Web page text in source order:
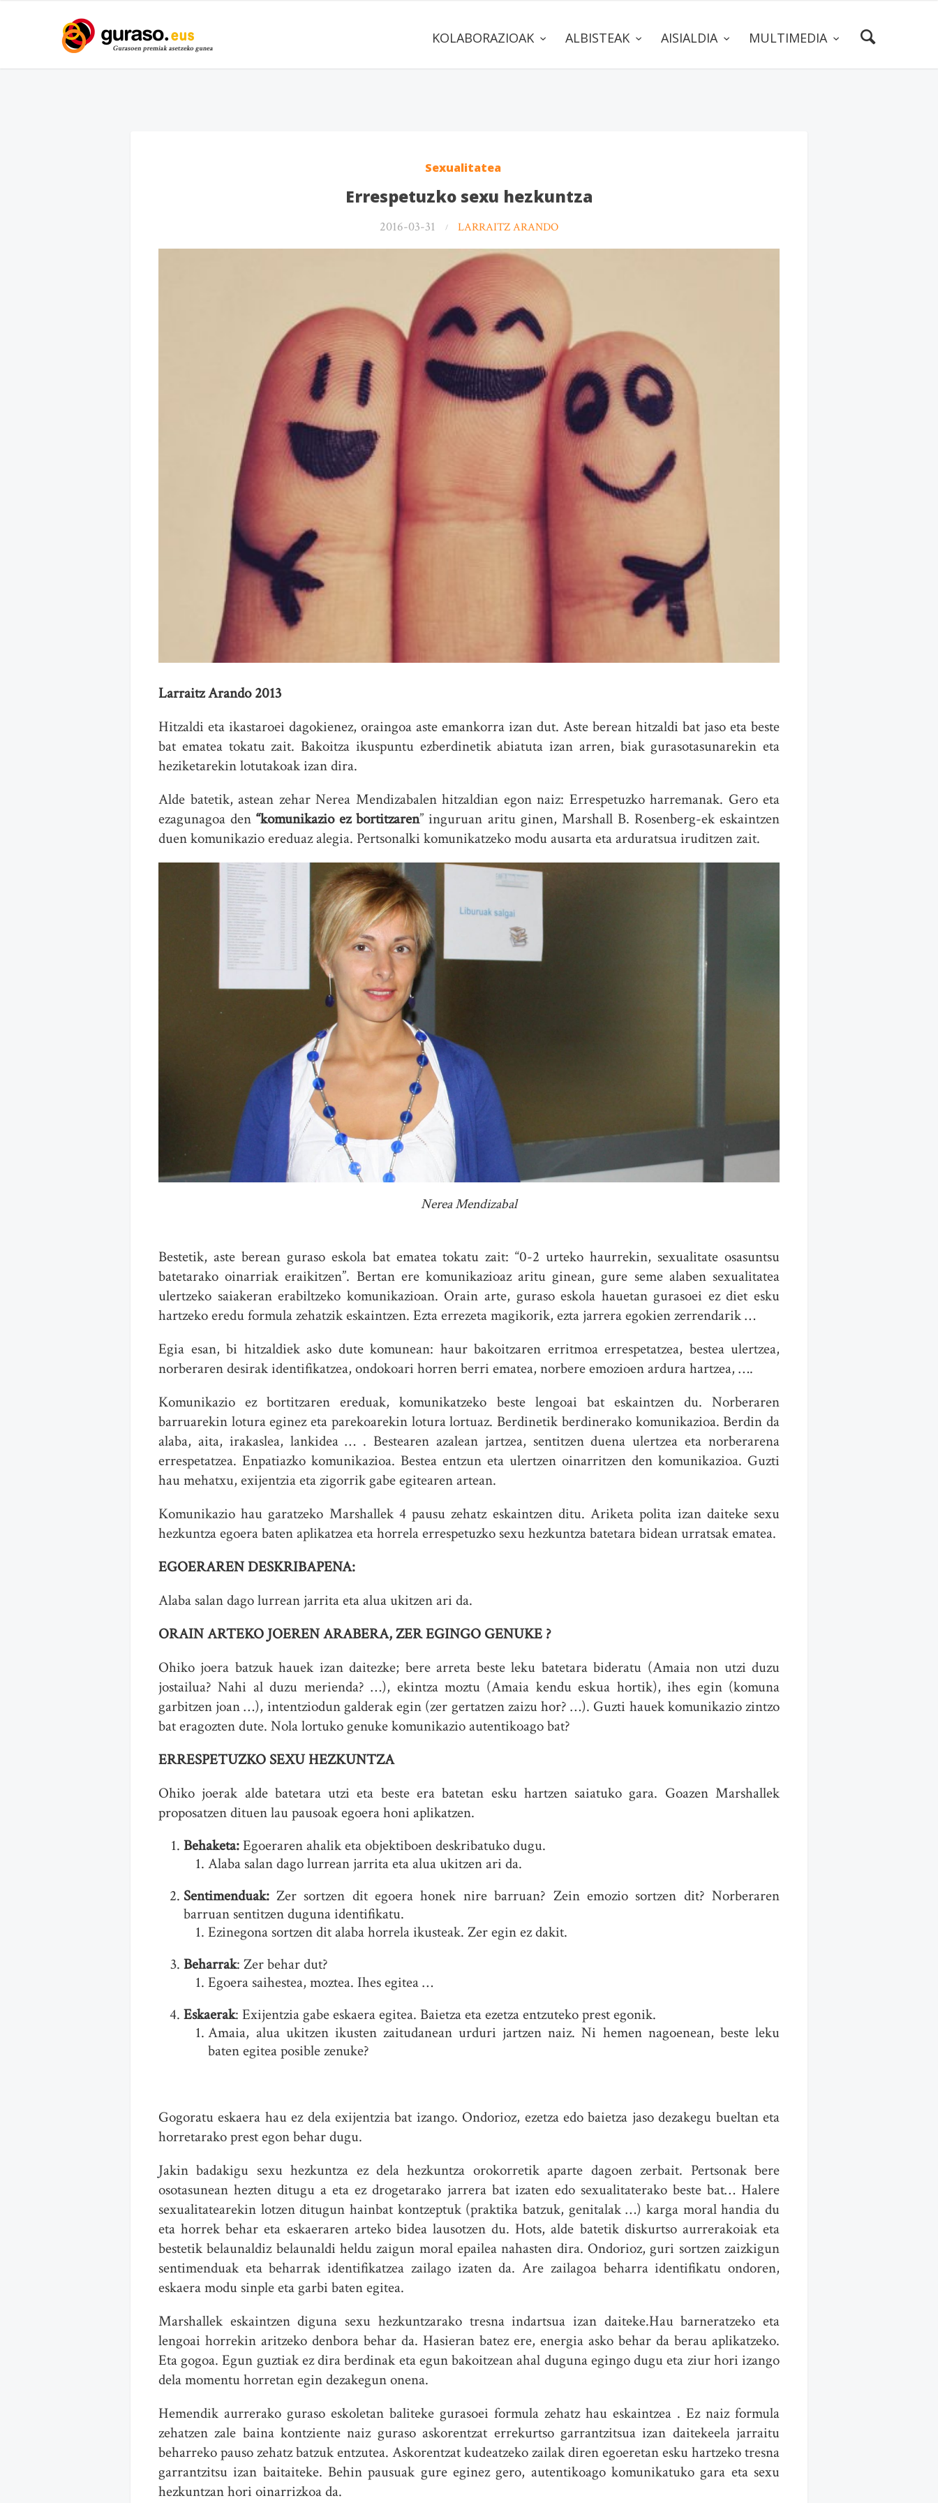
KOLABORAZIOAK ALBISTEAK AISIALDIA MULTIMEDIA
Sexualitatea
Errespetuzko sexu hezkuntza
2016-03-31 LARRAITZ ARANDO
Larraitz Arando 2013
Hitzaldi eta ikastaroei dagokienez, oraingoa aste emankorra izan dut. Aste berean hitzaldi bat jaso eta beste
bat ematea tokatu zait. Bakoitza ikuspuntu ezberdinetik abiatuta izan arren, biak gurasotasunarekin eta
heziketarekin lotutakoak izan dira.
Alde batetik, astean zehar Nerea Mendizabalen hitzaldian egon naiz: Errespetuzko harremanak. Gero eta
ezagunagoa den“komunikazio ez bortitzaren” inguruan aritu ginen, Marshall B. Rosenberg-ek eskaintzen
duen komunikazio ereduaz alegia. Pertsonalki komunikatzeko modu ausarta eta arduratsua iruditzen zait.
Nerea Mendizabal
Bestetik, aste berean guraso eskola bat ematea tokatu zait: “0-2 urteko haurrekin, sexualitate osasuntsu
batetarako oinarriak eraikitzen”. Bertan ere komunikazioaz aritu ginean, gure seme alaben sexualitatea
ulertzeko saiakeran erabiltzeko komunikazioan. Orain arte, guraso eskola hauetan gurasoei ez diet esku
hartzeko eredu formula zehatzik eskaintzen. Ezta errezeta magikorik, ezta jarrera egokien zerrendarik …
Egia esan, bi hitzaldiek asko dute komunean: haur bakoitzaren erritmoa errespetatzea, bestea ulertzea,
norberaren desirak identifikatzea, ondokoari horren berri ematea, norbere emozioen ardura hartzea, ….
Komunikazio ez bortitzaren ereduak, komunikatzeko beste lengoai bat eskaintzen du. Norberaren
barruarekin lotura eginez eta parekoarekin lotura lortuaz. Berdinetik berdinerako komunikazioa. Berdin da
alaba, aita, irakaslea, lankidea … . Bestearen azalean jartzea, sentitzen duena ulertzea eta norberarena
errespetatzea. Enpatiazko komunikazioa. Bestea entzun eta ulertzen oinarritzen den komunikazioa. Guzti
hau mehatxu, exijentzia eta zigorrik gabe egitearen artean.
Komunikazio hau garatzeko Marshallek 4 pausu zehatz eskaintzen ditu. Ariketa polita izan daiteke sexu
hezkuntza egoera baten aplikatzea eta horrela errespetuzko sexu hezkuntza batetara bidean urratsak ematea.
EGOERAREN DESKRIBAPENA:
Alaba salan dago lurrean jarrita eta alua ukitzen ari da.
ORAIN ARTEKO JOEREN ARABERA, ZER EGINGO GENUKE ?
Ohiko joera batzuk hauek izan daitezke; bere arreta beste leku batetara bideratu (Amaia non utzi duzu
jostailua? Nahi al duzu merienda? …), ekintza moztu (Amaia kendu eskua hortik), ihes egin (komuna
garbitzen joan …), intentziodun galderak egin (zer gertatzen zaizu hor? …). Guzti hauek komunikazio zintzo
bat eragozten dute. Nola lortuko genuke komunikazio autentikoago bat?
ERRESPETUZKO SEXU HEZKUNTZA
Ohiko joerak alde batetara utzi eta beste era batetan esku hartzen saiatuko gara. Goazen Marshallek
proposatzen dituen lau pausoak egoera honi aplikatzen.
Behaketa:Egoeraren ahalik eta objektiboen deskribatuko dugu.
Alaba salan dago lurrean jarrita eta alua ukitzen ari da.
Sentimenduak:Zer sortzen dit egoera honek nire barruan? Zein emozio sortzen dit? Norberaren
barruan sentitzen duguna identifikatu.
Ezinegona sortzen dit alaba horrela ikusteak. Zer egin ez dakit.
Beharrak: Zer behar dut?
Egoera saihestea, moztea. Ihes egitea …
Eskaerak: Exijentzia gabe eskaera egitea. Baietza eta ezetza entzuteko prest egonik.
Amaia, alua ukitzen ikusten zaitudanean urduri jartzen naiz. Ni hemen nagoenean, beste leku
baten egitea posible zenuke?
Gogoratu eskaera hau ez dela exijentzia bat izango. Ondorioz, ezetza edo baietza jaso dezakegu bueltan eta
horretarako prest egon behar dugu.
Jakin badakigu sexu hezkuntza ez dela hezkuntza orokorretik aparte dagoen zerbait. Pertsonak bere
osotasunean hezten ditugu a eta ez drogetarako jarrera bat izaten edo sexualitaterako beste bat… Halere
sexualitatearekin lotzen ditugun hainbat kontzeptuk (praktika batzuk, genitalak …) karga moral handia du
eta horrek behar eta eskaeraren arteko bidea lausotzen du. Hots, alde batetik diskurtso aurrerakoiak eta
bestetik belaunaldiz belaunaldi heldu zaigun moral epailea nahasten dira. Ondorioz, guri sortzen zaizkigun
sentimenduak eta beharrak identifikatzea zailago izaten da. Are zailagoa beharra identifikatu ondoren,
eskaera modu sinple eta garbi baten egitea.
Marshallek eskaintzen diguna sexu hezkuntzarako tresna indartsua izan daiteke.Hau barneratzeko eta
lengoai horrekin aritzeko denbora behar da. Hasieran batez ere, energia asko behar da berau aplikatzeko.
Eta gogoa. Egun guztiak ez dira berdinak eta egun bakoitzean ahal duguna egingo dugu eta ziur hori izango
dela momentu horretan egin dezakegun onena.
Hemendik aurrerako guraso eskoletan baliteke gurasoei formula zehatz hau eskaintzea . Ez naiz formula
zehatzen zale baina kontziente naiz guraso askorentzat errekurtso garrantzitsua izan daitekeela jarraitu
beharreko pauso zehatz batzuk entzutea. Askorentzat kudeatzeko zailak diren egoeretan esku hartzeko tresna
garrantzitsu izan baitaiteke. Behin pausuak gure eginez gero, autentikoago komunikatuko gara eta sexu
hezkuntzan hori oinarrizkoa da.